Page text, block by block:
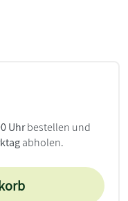
Uhrbestellen und
abholen.